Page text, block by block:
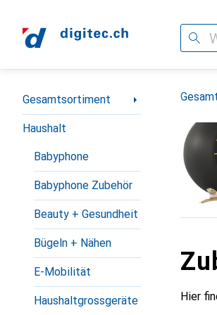
Suche
Navigation nach Kategorien
Gesamtsortiment
Haushalt
Babyphone
Babyphone Zubehör
Beauty + Gesundheit
Bügeln + Nähen
E-Mobilität
Haushaltgrossgeräte Hier